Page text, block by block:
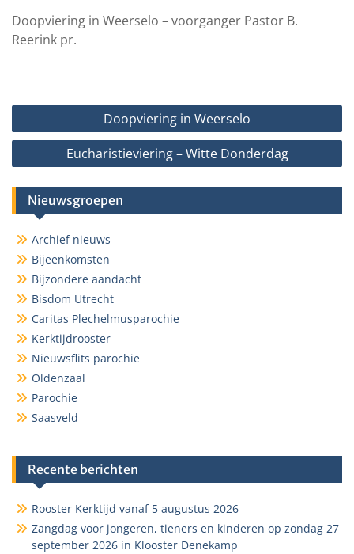
Doopviering in Weerselo – voorganger Pastor B.
Reerink pr.
Bericht
navigatie
Doopviering in Weerselo
Eucharistieviering – Witte Donderdag
Nieuwsgroepen
Archief nieuws
Bijeenkomsten
Bijzondere aandacht
Bisdom Utrecht
Caritas Plechelmusparochie
Kerktijdrooster
Nieuwsflits parochie
Oldenzaal
Parochie
Saasveld
Recente berichten
Rooster Kerktijd vanaf 5 augustus 2026
Zangdag voor jongeren, tieners en kinderen op zondag 27
september 2026 in Klooster Denekamp